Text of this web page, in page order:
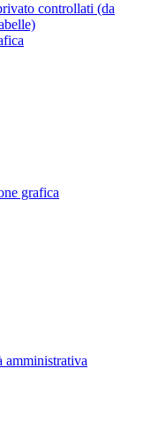
controllati (da
grafica
amministrativa